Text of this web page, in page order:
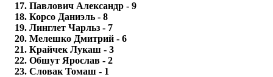
Павлович Александр - 9
Корсо Даниэль - 8
Линглет Чарльз - 7
Мелешко Дмитрий - 6
Крайчек Лукаш - 3
Обшут Ярослав - 2
Словак Томаш - 1